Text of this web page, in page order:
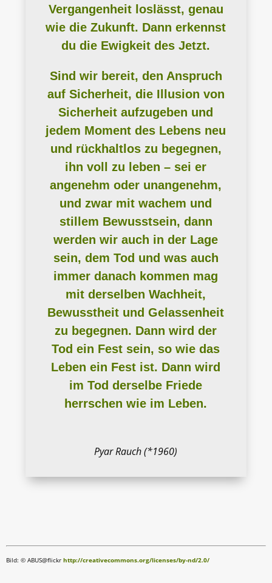
Vergangenheit loslässt, genau
wie die Zukunft. Dann erkennst
du die Ewigkeit des Jetzt.
Sind wir bereit, den Anspruch
auf Sicherheit, die Illusion von
Sicherheit aufzugeben und
jedem Moment des Lebens neu
und rückhaltlos zu begegnen,
ihn voll zu leben – sei er
angenehm oder unangenehm,
und zwar mit wachem und
stillem Bewusstsein, dann
werden wir auch in der Lage
sein, dem Tod und was auch
immer danach kommen mag
mit derselben Wachheit,
Bewusstheit und Gelassenheit
zu begegnen. Dann wird der
Tod ein Fest sein, so wie das
Leben ein Fest ist. Dann wird
im Tod derselbe Friede
herrschen wie im Leben.
Pyar Rauch (*1960)
Bild: © ABUS@flickr http://creativecommons.org/licenses/by-nd/2.0/